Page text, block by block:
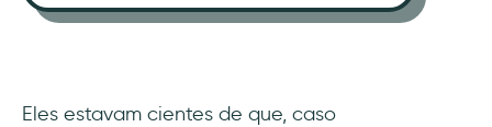
Eles estavam cientes de que, caso